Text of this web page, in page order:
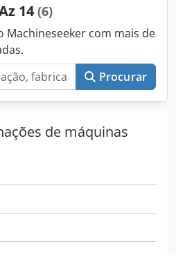
adicional, Banco de conforto
70 R18, Caixa de arrumação
traseiras, preparação para
Balde standard com bordo
1 metro cúbico, garfo para
Tock
14 (6)
Machineseeker com mais de
Procurar
de máquinas